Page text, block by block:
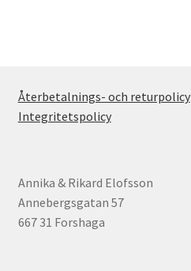
Återbetalnings- och returpolicy
Integritetspolicy
Annika & Rikard Elofsson
Annebergsgatan 57
667 31 Forshaga